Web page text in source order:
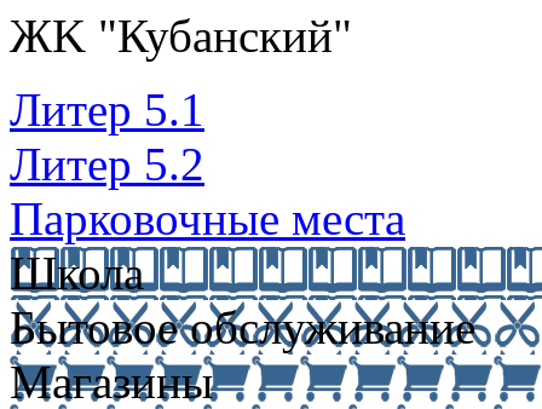
ЖK "Кубанский"
Литер 5.1
Литер 5.2
Парковочные места
Школа
Бытовое обслуживание
Магазины